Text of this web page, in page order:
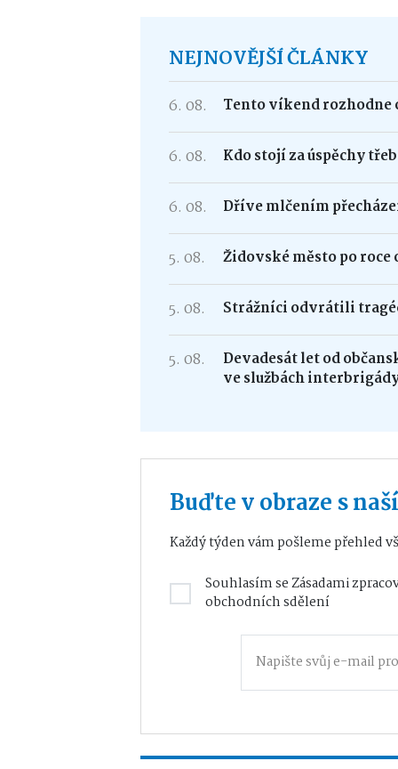
NEJNOVĚJŠÍ ČLÁNKY
6. 08. Tento víkend rozhodne
6. 08. Kdo stojí za úspěchy
6. 08. Dříve mlčením
5. 08. Židovské město po
5. 08. Strážníci odvrátili
5. 08.
Devadesát let od
ve službách
Buďte v obraze s
Každý týden vám pošleme přehled
Souhlasím seZásadami
obchodních sdělení